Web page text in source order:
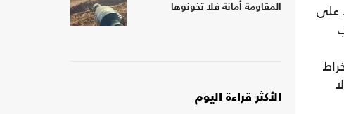
على
المقاومة أمانة فلا تخونوها
الأكثر قراءة اليوم